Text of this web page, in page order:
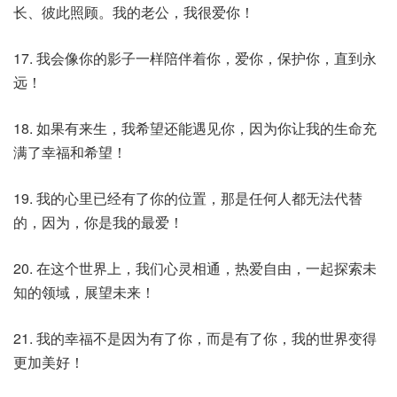
长、彼此照顾。我的老公，我很爱你！
17. 我会像你的影子一样陪伴着你，爱你，保护你，直到永
远！
18. 如果有来生，我希望还能遇见你，因为你让我的生命充
满了幸福和希望！
19. 我的心里已经有了你的位置，那是任何人都无法代替
的，因为，你是我的最爱！
20. 在这个世界上，我们心灵相通，热爱自由，一起探索未
知的领域，展望未来！
21. 我的幸福不是因为有了你，而是有了你，我的世界变得
更加美好！